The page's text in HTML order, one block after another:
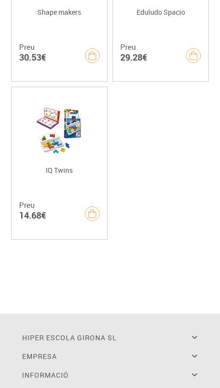
Shape makers
Preu
30.53€
Eduludo Spacio
Preu
29.28€
IQ Twins
Preu
14.68€
HIPER ESCOLA GIRONA SL
EMPRESA
INFORMACIÓ